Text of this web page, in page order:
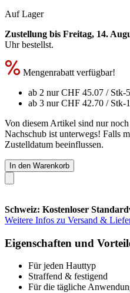
Auf Lager
Zustellung bis Freitag, 14.
Uhrbestellst.
Mengenrabatt verfügbar!
ab 2 nurCHF 45.07 / Stk-
ab 3 nurCHF 42.70 / Stk-
Von diesem Artikel sind nur
Nachschub ist unterwegs! Falls
Zustelldatum beeinflussen.
In den Warenkorb
Schweiz: Kostenloser
Weitere Infos zu Versand &
Eigenschaften und
Für jeden Hauttyp
Straffend & festigend
Für die tägliche